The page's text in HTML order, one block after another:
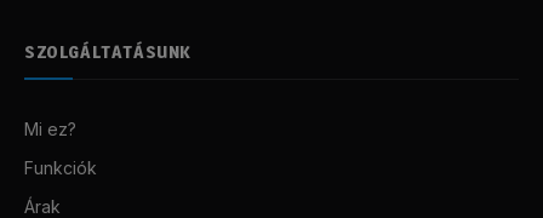
SZOLGÁLTATÁSUNK
Mi ez?
Funkciók
Árak